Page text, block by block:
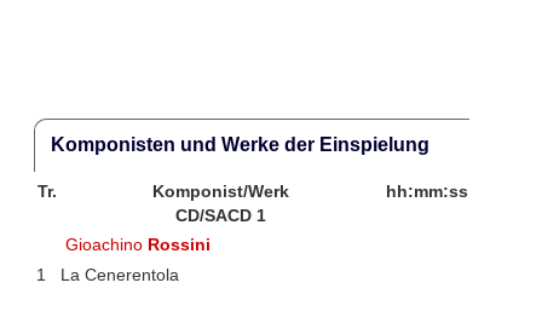
Komponisten und Werke der Einspielung
Tr. Komponist/Werk
hh:mm:ss
CD/SACD 1
Gioachino Rossini
1
La Cenerentola